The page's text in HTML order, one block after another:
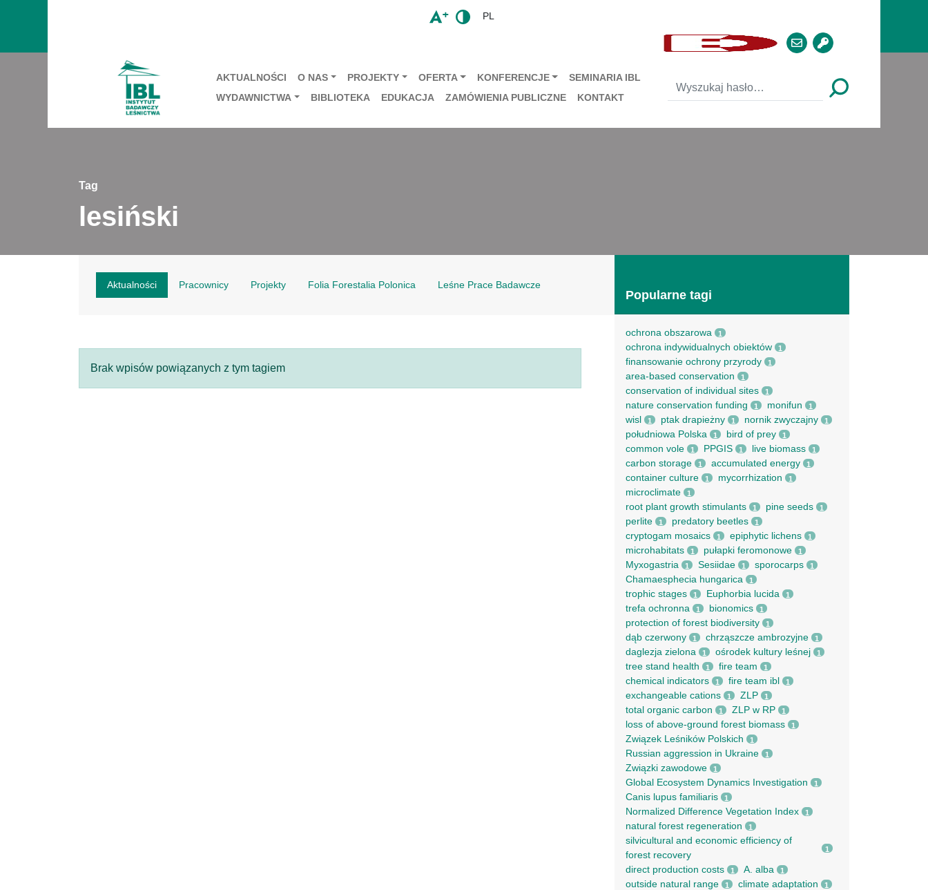
PL
AKTUALNOŚCI O NAS PROJEKTY OFERTA KONFERENCJE
SEMINARIA IBL
WYDAWNICTWA
BIBLIOTEKA EDUKACJA ZAMÓWIENIA PUBLICZNE KONTAKT
Tag
lesiński
Aktualności Pracownicy Projekty Folia Forestalia Polonica Leśne Prace Badawcze
Brak wpisów powiązanych z tym tagiem
Popularne tagi
ochrona obszarowa 1
ochrona indywidualnych obiektów 1
finansowanie ochrony przyrody 1
area-based conservation 1
conservation of individual sites 1
nature conservation funding 1 monifun 1
wisl 1 ptak drapieżny 1 nornik zwyczajny 1
południowa Polska 1 bird of prey 1
common vole 1 PPGIS 1 live biomass 1
carbon storage 1 accumulated energy 1
container culture 1 mycorrhization 1
microclimate 1
root рlant growth stimulants 1 pine seeds 1
perlite 1 predatory beetles 1
cryptogam mosaics 1 epiphytic lichens 1
microhabitats 1 pułapki feromonowe 1
Myxogastria 1 Sesiidae 1 sporocarps 1
Chamaesphecia hungarica 1
trophic stages 1 Euphorbia lucida 1
trefa ochronna 1 bionomics 1
protection of forest biodiversity 1
dąb czerwony 1 chrząszcze ambrozyjne 1
daglezja zielona 1 ośrodek kultury leśnej 1
tree stand health 1 fire team 1
chemical indicators 1 fire team ibl 1
exchangeable cations 1 ZLP 1
total organic carbon 1 ZLP w RP 1
loss of above-ground forest biomass 1
Związek Leśników Polskich 1
Russian aggression in Ukraine 1
Związki zawodowe 1
Global Ecosystem Dynamics Investigation 1
Canis lupus familiaris 1
Normalized Difference Vegetation Index 1
natural forest regeneration 1
silvicultural and economic efficiency of
forest recovery
1
direct production costs 1 A. alba 1
outside natural range 1 climate adaptation 1